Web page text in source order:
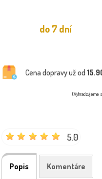
do 7 dní
Cena dopravy už od
(Vyhradzujeme
5.0
Popis Komentáre